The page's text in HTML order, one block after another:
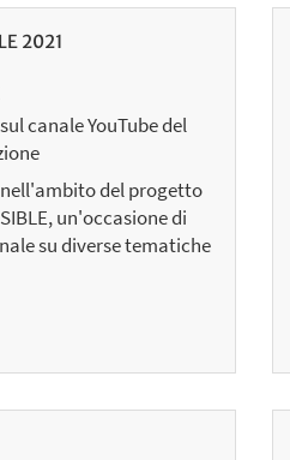
2021
canale YouTube del
del progetto
un'occasione di
su diverse tematiche